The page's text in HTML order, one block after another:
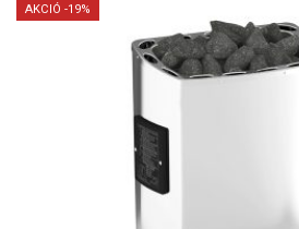
AKCIÓ -19%